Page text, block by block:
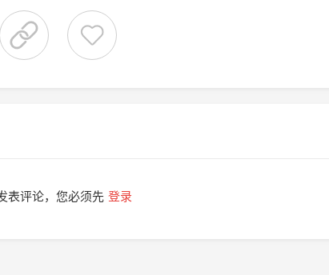
表评论，您必须先 登录